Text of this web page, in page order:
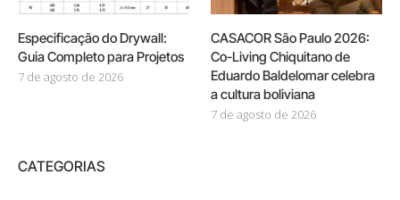
Especificação do Drywall:
Guia Completo para Projetos
7 de agosto de 2026
CASACOR São Paulo 2026:
Co-Living Chiquitano de
Eduardo Baldelomar celebra
a cultura boliviana
7 de agosto de 2026
CATEGORIAS